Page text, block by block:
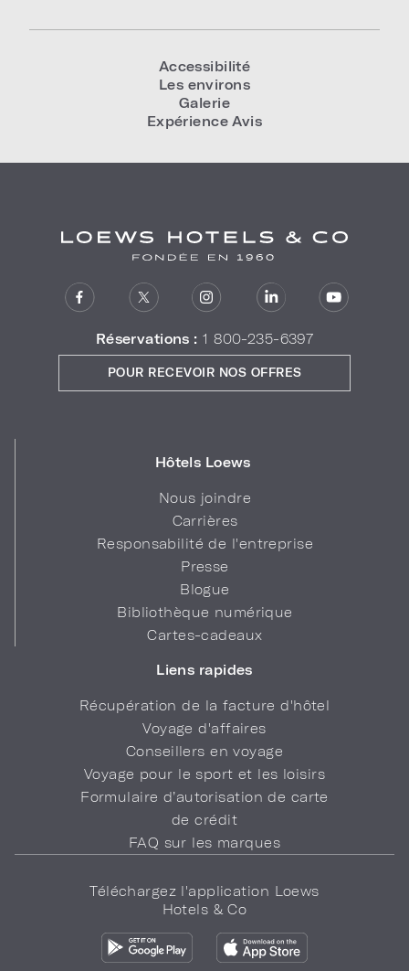
Accessibilité
Les environs
Galerie
Expérience Avis
Réservations : 1 800-235-6397
Hôtels Loews
Nous joindre
Carrières
Responsabilité de l'entreprise
Presse
Blogue
Bibliothèque numérique
Cartes-cadeaux
Liens rapides
Récupération de la facture d'hôtel
Voyage d'affaires
Conseillers en voyage
Voyage pour le sport et les loisirs
Formulaire d’autorisation de carte
de crédit
FAQ sur les marques
POUR RECEVOIR NOS OFFRES
Téléchargez l'application Loews
Hotels & Co